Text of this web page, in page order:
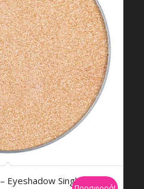
Eyeshadow Singles